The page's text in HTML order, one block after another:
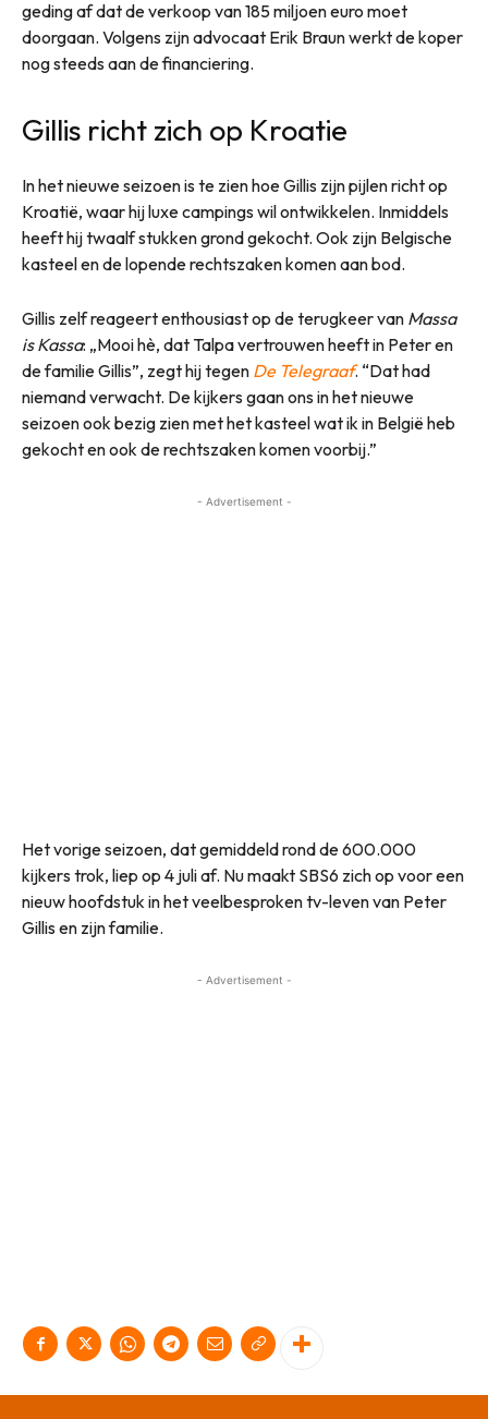
geding af dat de verkoop van 185 miljoen euro moet
doorgaan. Volgens zijn advocaat Erik Braun werkt de koper
nog steeds aan de financiering.
Gillis richt zich op Kroatie
In het nieuwe seizoen is te zien hoe Gillis zijn pijlen richt op
Kroatië, waar hij luxe campings wil ontwikkelen. Inmiddels
heeft hij twaalf stukken grond gekocht. Ook zijn Belgische
kasteel en de lopende rechtszaken komen aan bod.
Gillis zelf reageert enthousiast op de terugkeer van Massa
is Kassa: „Mooi hè, dat Talpa vertrouwen heeft in Peter en
de familie Gillis”, zegt hij tegen De Telegraaf. “Dat had
niemand verwacht. De kijkers gaan ons in het nieuwe
seizoen ook bezig zien met het kasteel wat ik in België heb
gekocht en ook de rechtszaken komen voorbij.”
- Advertisement -
Het vorige seizoen, dat gemiddeld rond de 600.000
kijkers trok, liep op 4 juli af. Nu maakt SBS6 zich op voor een
nieuw hoofdstuk in het veelbesproken tv-leven van Peter
Gillis en zijn familie.
- Advertisement -